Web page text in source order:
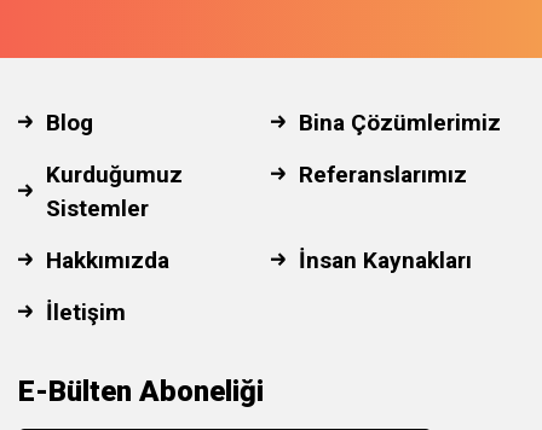
Blog
Bina Çözümlerimiz
Kurduğumuz
Sistemler
Referanslarımız
Hakkımızda
İnsan Kaynakları
İletişim
E-Bülten Aboneliği